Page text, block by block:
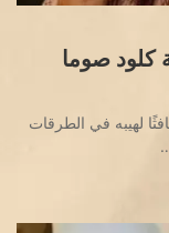
كلود صوما
لهيبه في الطرقات